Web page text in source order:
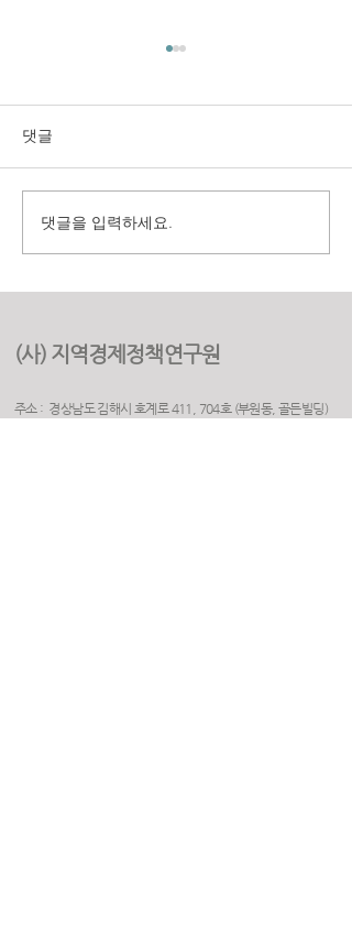
구미시 취업지원센터 만족
도 조사 용역
댓글
댓글을 입력하세요.
(사) 지역경제정책연구원
주소 : 경상남도 김해시 호계로 411, 704호 (부원동, 골든빌딩)